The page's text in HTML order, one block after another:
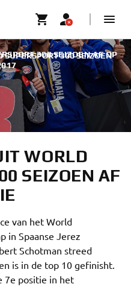
SUPERSPORT 300 SEIZOEN
300 SEIZOEN AF OP
WORLD
SEIZOEN AF
van het World
in Spaanse Jerez
Schotman streed
is in de top 10 gefinisht.
7e positie in het